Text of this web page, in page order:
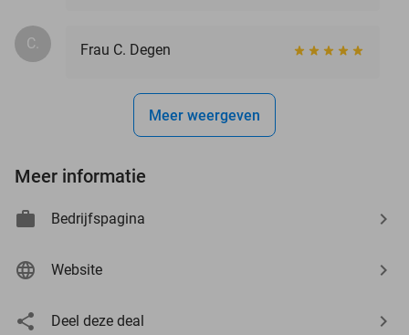
C. Frau C. Degen
Meer weergeven
Meer informatie
Bedrijfspagina
Website
Deel deze deal